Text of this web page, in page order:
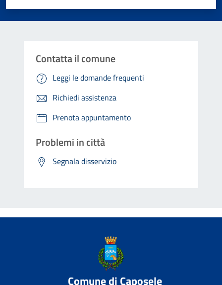
Contatta il comune
Leggi le domande frequenti
Richiedi assistenza
Prenota appuntamento
Problemi in città
Segnala disservizio
Comune di Caposele